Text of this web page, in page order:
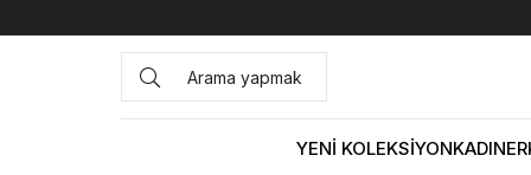
YENİ KOLEKSİYONKADIN
Anasayfa ERKEK AYAKKABI Klasik Kemal Tanca